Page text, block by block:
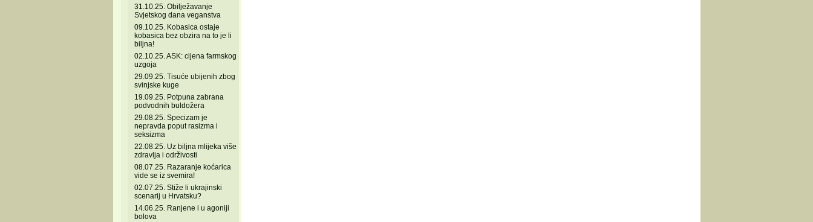
31.10.25. Obilježavanje
Svjetskog dana veganstva
09.10.25. Kobasica ostaje
kobasica bez obzira na to je li
biljna!
02.10.25. ASK: cijena farmskog
uzgoja
29.09.25. Tisuće ubijenih zbog
svinjske kuge
19.09.25. Potpuna zabrana
podvodnih buldožera
29.08.25. Specizam je
nepravda poput rasizma i
seksizma
22.08.25. Uz biljna mlijeka više
zdravlja i održivosti
08.07.25. Razaranje koćarica
vide se iz svemira!
02.07.25. Stiže li ukrajinski
scenarij u Hrvatsku?
14.06.25. Ranjene i u agoniji
bolova